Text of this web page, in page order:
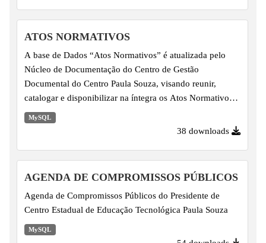
Ensino Superior de Graduação (Cesu) e da Unidade de
Ensino Médio e Técnico (Cetec) estão disponíveis no
RIC-CPS,...
ATOS NORMATIVOS
A base de Dados “Atos Normativos” é atualizada pelo
Núcleo de Documentação do Centro de Gestão
Documental do Centro Paula Souza, visando reunir,
catalogar e disponibilizar na íntegra os Atos Normativos
relacionados ou de interesse com o Centro Paula Souza.
MySQL
38 downloads
AGENDA DE COMPROMISSOS PÚBLICOS
Agenda de Compromissos Públicos do Presidente de
Centro Estadual de Educação Tecnológica Paula Souza
MySQL